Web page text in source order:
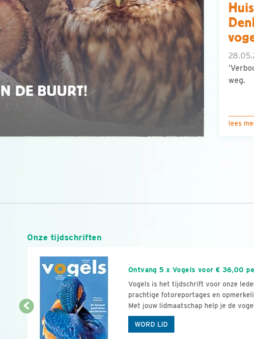
DE BUURT!
weg.
lees
Onze tijdschriften
Ontvang 5 x Vogels voor € 36,00
Vogels is het tijdschrift voor onze
prachtige fotoreportages en
Met jouw lidmaatschap help je de
WORD LID